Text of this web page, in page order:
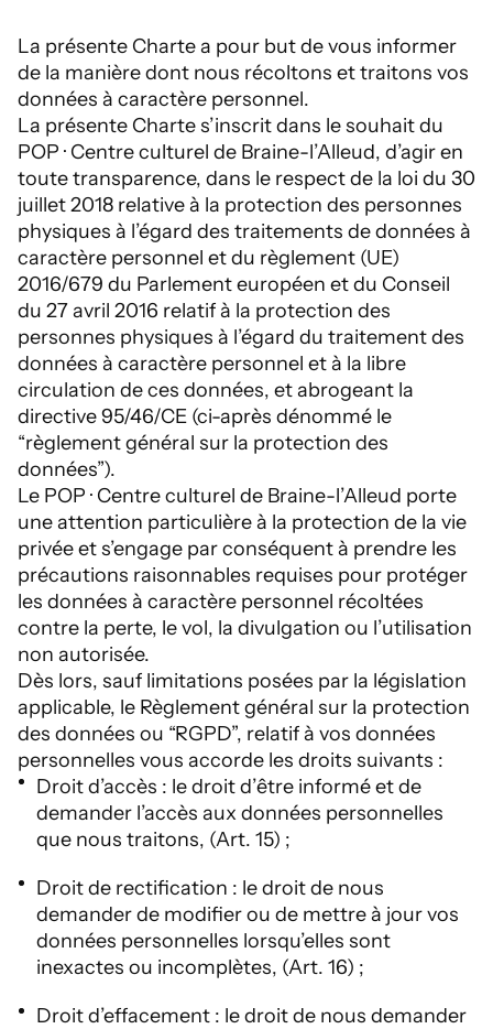
La présente Charte a pour but de vous informer
de la manière dont nous récoltons et traitons vos
données à caractère personnel.
La présente Charte s’inscrit dans le souhait du
POP · Centre culturel de Braine-l’Alleud, d’agir en
toute transparence, dans le respect de la loi du 30
juillet 2018 relative à la protection des personnes
physiques à l’égard des traitements de données à
caractère personnel et du règlement (UE)
2016/679 du Parlement européen et du Conseil
du 27 avril 2016 relatif à la protection des
personnes physiques à l’égard du traitement des
données à caractère personnel et à la libre
circulation de ces données, et abrogeant la
directive 95/46/CE (ci-après dénommé le
“règlement général sur la protection des
données”).
Le POP · Centre culturel de Braine-l’Alleud porte
une attention particulière à la protection de la vie
privée et s’engage par conséquent à prendre les
précautions raisonnables requises pour protéger
les données à caractère personnel récoltées
contre la perte, le vol, la divulgation ou l’utilisation
non autorisée.
Dès lors, sauf limitations posées par la législation
applicable, le Règlement général sur la protection
des données ou “RGPD”, relatif à vos données
personnelles vous accorde les droits suivants :
Droit d’accès : le droit d’être informé et de
demander l’accès aux données personnelles
que nous traitons, (Art. 15) ;
Droit de rectification : le droit de nous
demander de modifier ou de mettre à jour vos
données personnelles lorsqu’elles sont
inexactes ou incomplètes, (Art. 16) ;
Droit d’effacement : le droit de nous demander